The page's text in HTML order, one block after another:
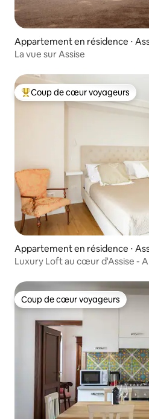
Appartement en résidence ⋅
La vue sur Assise
Coups de cœur voyageurs les
Coup de cœur voyageurs
Appartement en résidence ⋅
Luxury Loft au cœur d'Assise -
Coup de cœur voyageurs
Coup de cœur voyageurs